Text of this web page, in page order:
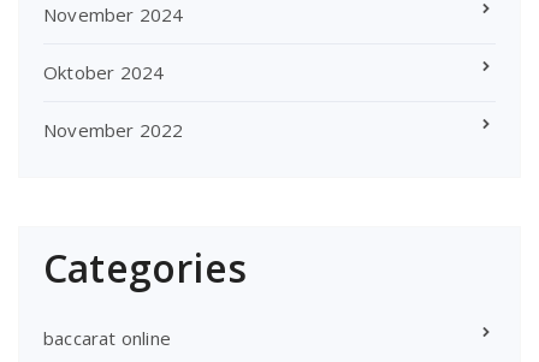
November 2024
Oktober 2024
November 2022
Categories
baccarat online